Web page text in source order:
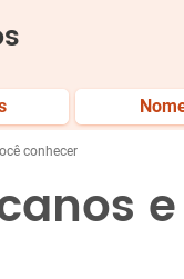
conhecer